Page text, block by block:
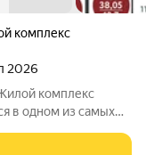
комплекс
2026
комплекс
в одном из самых
и нетронутую